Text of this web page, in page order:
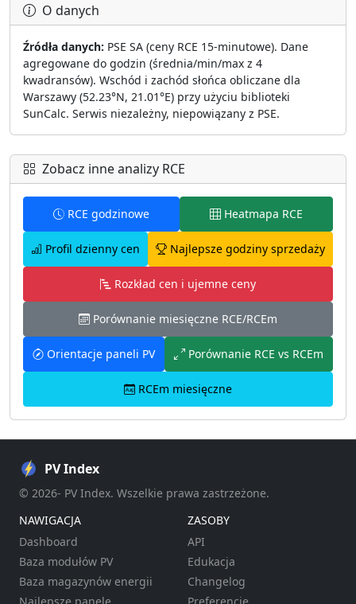
O danych
Źródła danych: PSE SA (ceny RCE 15-minutowe). Dane
agregowane do godzin (średnia/min/max z 4
kwadransów). Wschód i zachód słońca obliczane dla
Warszawy (52.23°N, 21.01°E) przy użyciu biblioteki
SunCalc. Serwis niezależny, niepowiązany z PSE.
Zobacz inne analizy RCE
RCE godzinowe Heatmapa RCE
Profil dzienny cen Najlepsze godziny sprzedaży
Rozkład cen i ujemne ceny
Porównanie miesięczne RCE/RCEm
Orientacje paneli PV Porównanie RCE vs RCEm
RCEm miesięczne
PV Index
© 2026- PV Index. Wszelkie prawa zastrzeżone.
NAWIGACJA
Dashboard
Baza modułów PV
Baza magazynów energii
ZASOBY
API
Edukacja
Changelog